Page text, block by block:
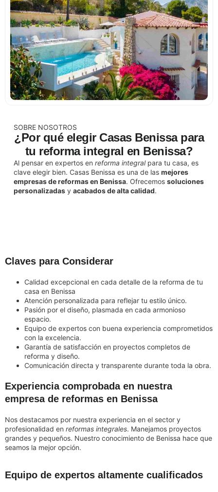
SOBRE NOSOTROS
¿Por qué elegir Casas Benissa para
tu reforma integral en Benissa?
Al pensar en expertos en reforma integralpara tu casa, es
clave elegir bien. Casas Benissa es una de las mejores
empresas de reformas en Benissa. Ofrecemos soluciones
personalizadas y acabados de alta calidad.
Claves para Considerar
Calidad excepcional en cada detalle de la reforma de tu
casa en Benissa
Atención personalizada para reflejar tu estilo único.
Pasión por el diseño, plasmada en cada armonioso
espacio.
Equipo de expertos con buena experiencia comprometidos
con la excelencia.
Garantía de satisfacción en proyectos completos de
reforma y diseño.
Comunicación directa y transparente durante toda la obra.
Experiencia comprobada en nuestra
empresa de reformas en Benissa
Nos destacamos por nuestra experiencia en el sector y
profesionalidad en reformas integrales. Manejamos proyectos
grandes y pequeños. Nuestro conocimiento de Benissa hace que
seamos la mejor opción.
Equipo de expertos altamente cualificados